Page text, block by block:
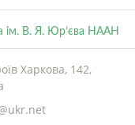
ім. В. Я. Юр’єва НААН
Харкова, 142,